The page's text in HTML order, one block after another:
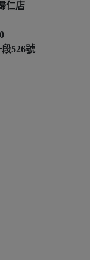
仁店
526號